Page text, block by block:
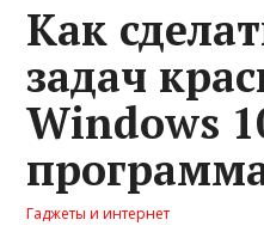
Как
задач
Windows
Гаджеты и интернет